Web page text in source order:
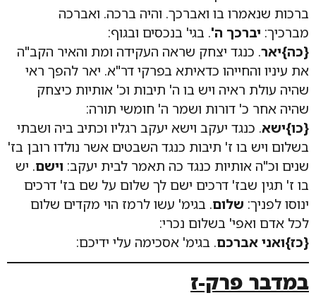
ברכות שנאמרו בו ואברכך. והיה ברכה. ואברכה
מברכיך: יברכך ה'. בגי' בנכסים ובגוף:
{כה}יאר. כנגד יצחק שראה העקידה ומת והאיר הקב"ה
את עיניו והחייהו כדאיתא בפרקי דר"א. יאר להפך ראי
שהיה עולת ראיה ויש בו ה' תיבות וכ' אותיות כיצחק
שהיה אחר כ' דורות ושמר ה' חומשי תורה:
{כו}ישא. כנגד יעקב וישא יעקב רגליו וכתיב ביה ושבתי
בשלום ויש בו ז' תיבות כנגד השבטים אשר נולדו רובן בז'
שנים וכ"ה אותיות כנגד כה תאמר לבית יעקב: וישם. יש
בו ז' תגין שבז' דרכים ישם לך שלום על שם בז' דרכים
ינוסו לפניך: שלום. בגימ' עשו לרמז הוי מקדים שלום
לכל אדם ואפי' בשלום נכרי:
{כז}ואני אברכם. בגימ' אסכימה עלי ידיכם:
במדבר פרק-ז